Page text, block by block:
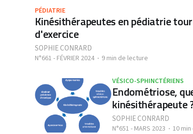
PÉDIATRIE
Kinésithérapeutes en pédiatrie
d'exercice
SOPHIE CONRARD
N°661 - FÉVRIER 2024 9 min de lecture
VÉSICO-SPHINCTÉRIENS
Endométriose,
kinésithérapeute
SOPHIE CONRARD
N°651 - MARS 2023 10